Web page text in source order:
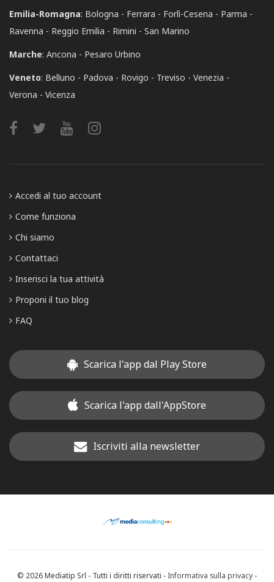
Emilia-Romagna: Bologna Ferrara Forlì-Cesena
Parma
Ravenna
Reggio Emilia Rimini
San Marino
Marche: Ancona
Pesaro Urbino
Veneto: Belluno Padova Rovigo Treviso
Venezia
Verona
Vicenza
Accedi al tuo account
Come funziona
Chi siamo
Contattaci
Inserisci la tua attività
Proponi il tuo blog
FAQ
Scarica l'app dal Play Store
Scarica l'app dall'AppStore
Iscriviti alla newsletter
© 2026 Mediatip Srl - Tutti i diritti riservati - Informativa sulla privacy -